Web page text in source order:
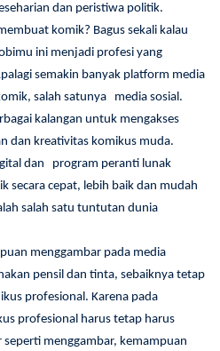
dan peristiwa politik.
komik? Bagus sekali kalau
ini menjadi profesi yang
semakin banyak platform media
salah satunya media sosial.
kalangan untuk mengakses
dan kreativitas komikus muda.
dan program peranti lunak
secara cepat, lebih baik dan mudah
salah satu tuntutan dunia
menggambar pada media
pensil dan tinta, sebaiknya tetap
profesional. Karena pada
profesional harus tetap harus
menggambar, kemampuan